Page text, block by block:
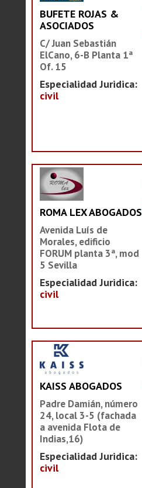
BUFETE ROJAS &
ASOCIADOS
C/ Juan Sebastián
ElCano, 6-B Planta 1ª
Of. 15
Especialidad Juridica:
civil
ROMA LEX ABOGADOS
Avenida Luís de
Morales, edificio
FORUM planta 3ª, mod
5 Sevilla
Especialidad Juridica:
civil
KAISS ABOGADOS
Padre Damián, número
24, local 3-5 (fachada
a avenida Flota de
Indias,16)
Especialidad Juridica:
civil